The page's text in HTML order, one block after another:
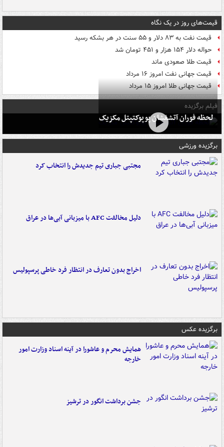
قیمت‌های روز در یک نگاه
قیمت نفت به ۸۳ دلار و ۵۵ سنت در هر بشکه رسید
حواله دلار ۱۵۴ هزار و ۴۵۱ تومان شد
قیمت طلا صعودی ماند
قیمت جهانی نفت امروز ۱۶ مرداد
قیمت جهانی طلا امروز ۱۵ مرداد
فیلم برگزیده
لحظه فوران آتشفشان پوپوکتپتل مکزیک
برگزیده ورزشی
مجتبی جباری تیم جدیدش را انتخاب کرد
دلیل مخالفت AFC با میزبانی آبی‌ها در عراق
اخراج بدون تعارف در انتظار فرد خاطی پرسپولیس
برگزیده عکس
همایش محرم و عاشورا در آینه اسناد وزارت امور
خارجه
جشن برداشت انگور در ترشیز